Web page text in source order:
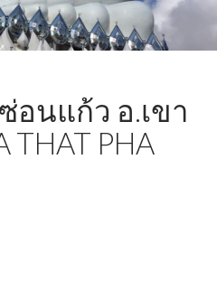
อนแก้ว อ.เขา
THAT PHA